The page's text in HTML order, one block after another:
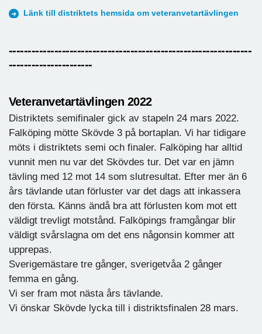
Länk till distriktets hemsida om veteranvetartävlingen
----------------------------------------------------------------
----------------------
Veteranvetartävlingen 2022
Distriktets semifinaler gick av stapeln 24 mars 2022.
Falköping mötte Skövde 3 på bortaplan. Vi har tidigare
möts i distriktets semi och finaler. Falköping har alltid
vunnit men nu var det Skövdes tur. Det var en jämn
tävling med 12 mot 14 som slutresultat. Efter mer än 6
års tävlande utan förluster var det dags att inkassera
den första. Känns ändå bra att förlusten kom mot ett
väldigt trevligt motstånd. Falköpings framgångar blir
väldigt svårslagna om det ens någonsin kommer att
upprepas.
Sverigemästare tre gånger, sverigetvåa 2 gånger
femma en gång.
Vi ser fram mot nästa års tävlande.
Vi önskar Skövde lycka till i distriktsfinalen 28 mars.